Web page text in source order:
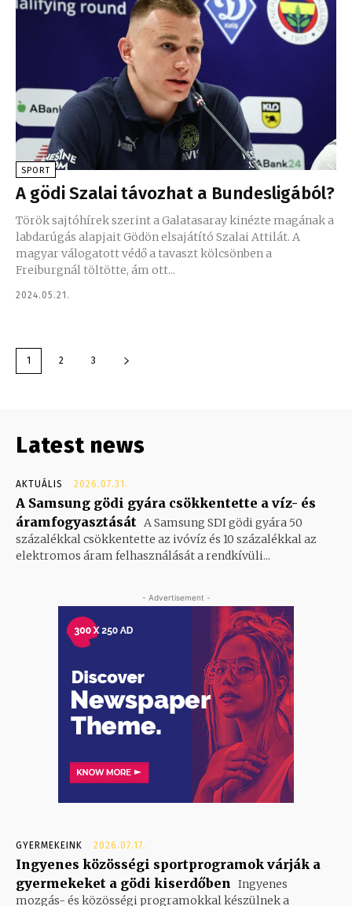
SPORT
A gödi Szalai távozhat a Bundesligából?
Török sajtóhírek szerint a Galatasaray kinézte magának a
labdarúgás alapjait Gödön elsajátító Szalai Attilát. A
magyar válogatott védő a tavaszt kölcsönben a
Freiburgnál töltötte, ám ott...
2024.05.21.
1 2 3
Latest news
AKTUÁLIS 2026.07.31.
A Samsung gödi gyára csökkentette a víz- és
áramfogyasztását A Samsung SDI gödi gyára 50
százalékkal csökkentette az ivóvíz és 10 százalékkal az
elektromos áram felhasználását a rendkívüli...
- Advertisement -
GYERMEKEINK 2026.07.17.
Ingyenes közösségi sportprogramok várják a
gyermekeket a gödi kiserdőben Ingyenes
mozgás- és közösségi programokkal készülnek a